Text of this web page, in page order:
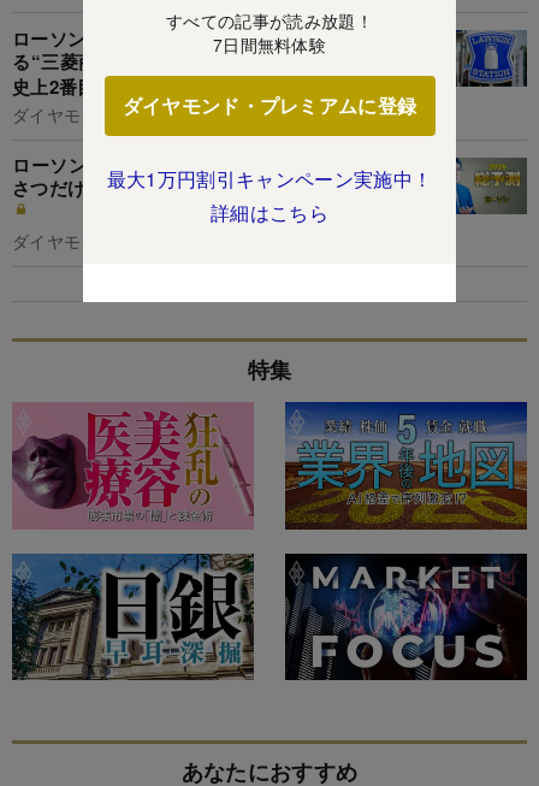
すべての記事が読み放題！
7日間無料体験
ダイヤモンド・プレミアムに登録
最大1万円割引キャンペーン実施中！
詳細はこちら
ローソンの「次期社長候補」として絞られつつあ
る“三菱商事出身者2人”の実名、竹増社長体制は
史上2番目に長い11年目に突入
ダイヤモンド編集部,下本菜実
ローソン社長「店員は最終的に1人、仕事はあい
さつだけ」テック化したコンビニの未来図を語る
ダイヤモンド編集部,下本菜実
特集
あなたにおすすめ